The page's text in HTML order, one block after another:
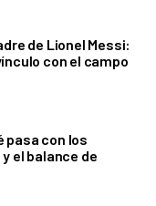
de Lionel Messi:
con el campo
pasa con los
el balance de